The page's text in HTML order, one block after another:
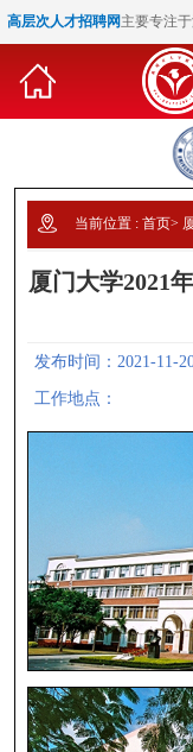
高层次人才招聘网 主要专注
当前位置 :首页>
厦门大学2021
发布时间：2021-11-
工作地点：